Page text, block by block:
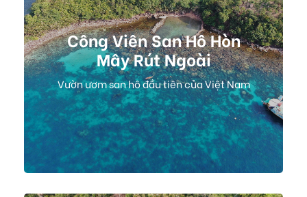
Công Viên San Hô Hòn
Mây Rút Ngoài
Vườn ươm san hô đầu tiên của Việt Nam